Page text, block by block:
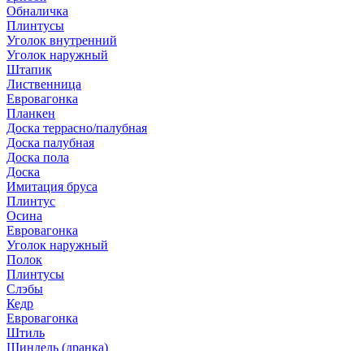
Обналичка
Плинтусы
Уголок внутренний
Уголок наружный
Штапик
Лиственница
Евровагонка
Планкен
Доска террасно/палубная
Доска палубная
Доска пола
Доска
Имитация бруса
Плинтус
Осина
Евровагонка
Уголок наружный
Полок
Плинтусы
Слэбы
Кедр
Евровагонка
Штиль
Шиндель (дранка)